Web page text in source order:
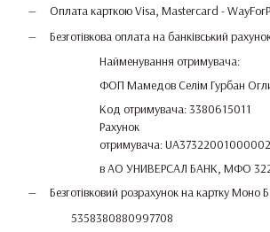
Оплата карткою Visa, Mastercard -
Безготівкова оплата на банківський
Найменування отримувача:
ФОП Мамедов Селім Гурбан
Код отримувача: 3380615011
Рахунок
отримувача:
в АО УНИВЕРСАЛ БАНК, МФО
Безготівковий розрахунок на картку Моно
5358380880997708